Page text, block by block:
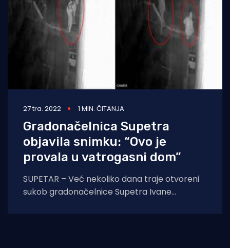
27 tra. 2022 1 MIN. ČITANJA
Gradonačelnica Supetra
objavila snimku: “Ovo je
provala u vatrogasni dom”
SUPETAR – Već nekoliko dana traje otvoreni
sukob gradonačelnice Supetra Ivane